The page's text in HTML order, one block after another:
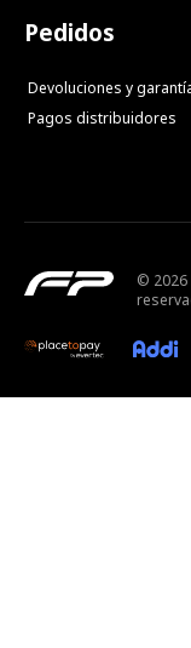
Pedidos
Devoluciones y
Pagos distribuidores
© 2026